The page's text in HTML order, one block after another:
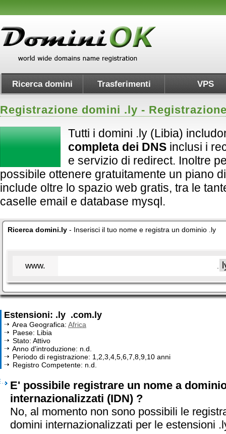
Ricerca domini Trasferimenti VPS
Registrazione domini .ly -
Tutti i domini .ly (Libia)
completa dei DNS inclusi i
e servizio di redirect. Inoltre
possibile ottenere gratuitamente un piano
include oltre lo spazio web gratis, tra le
caselle email e database mysql.
Ricerca domini.ly - Inserisci il tuo nome e registra un dominio .ly
www.
Estensioni: .ly .com.ly
Area Geografica: Africa
Paese: Libia
Stato: Attivo
Anno d'introduzione: n.d.
Periodo di registrazione: 1,2,3,4,5,6,7,8,9,10 anni
Registro Competente: n.d.
E' possibile registrare un nome a
internazionalizzati (IDN) ?
No, al momento non sono possibili le
domini internazionalizzati per le estensioni